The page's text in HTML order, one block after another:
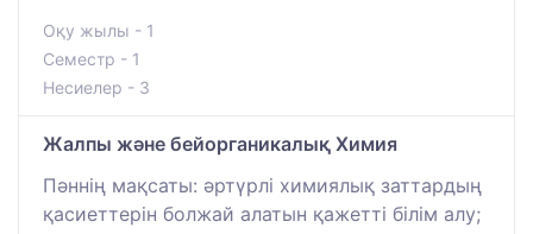
Оқу жылы - 1
Семестр - 1
Несиелер - 3
Жалпы және бейорганикалық Химия
Пәннің мақсаты: әртүрлі химиялық заттардың
қасиеттерін болжай алатын қажетті білім алу;